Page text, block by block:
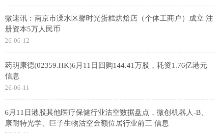
微速讯：南京市溧水区馨时光蛋糕烘焙店（个体工商户）成立 注
册资本5万人民币
26-06-12
药明康德(02359.HK)6月11日回购144.41万股，耗资1.76亿港元
信息
26-06-11
6月11日港股其他医疗保健行业沽空数据盘点，微创机器人-B、
康耐特光学、巨子生物沽空金额位居行业前三 信息